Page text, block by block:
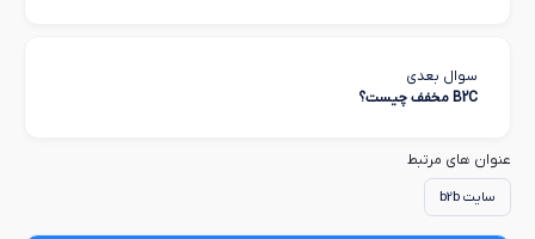
سوال بعدی
B2C مخفف چیست؟
عنوان های مرتبط
سایت b2b